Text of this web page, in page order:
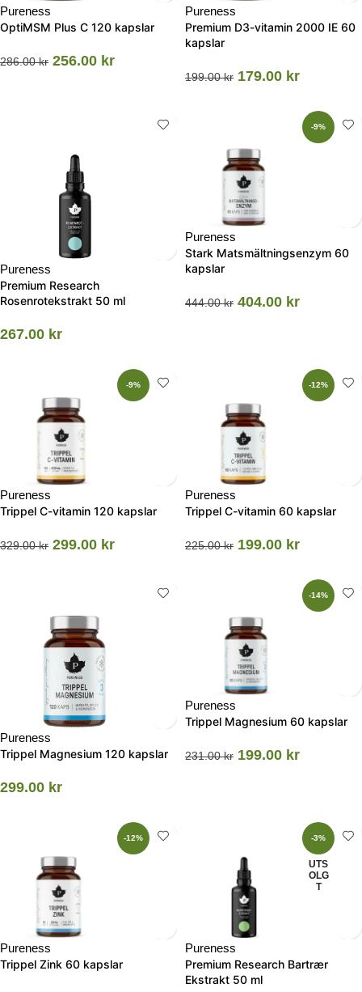
Pureness
OptiMSM Plus C 120 kapslar
286.00kr 256.00 kr
Pureness
Premium D3-vitamin 2000 IE 60
kapslar
199.00kr 179.00 kr
Pureness
Premium Research
Rosenrotekstrakt 50 ml
267.00 kr
-9%
Pureness
Stark Matsmältningsenzym 60
kapslar
444.00kr 404.00 kr
-9%
Pureness
Trippel C-vitamin 120 kapslar
329.00kr 299.00 kr
-12%
Pureness
Trippel C-vitamin 60 kapslar
225.00kr 199.00 kr
Pureness
Trippel Magnesium 120 kapslar
299.00 kr
-14%
Pureness
Trippel Magnesium 60 kapslar
231.00kr 199.00 kr
-12%
Pureness
Trippel Zink 60 kapslar
-3%
UTS
OLG
T
Pureness
Premium Research Bartrær
Ekstrakt 50 ml